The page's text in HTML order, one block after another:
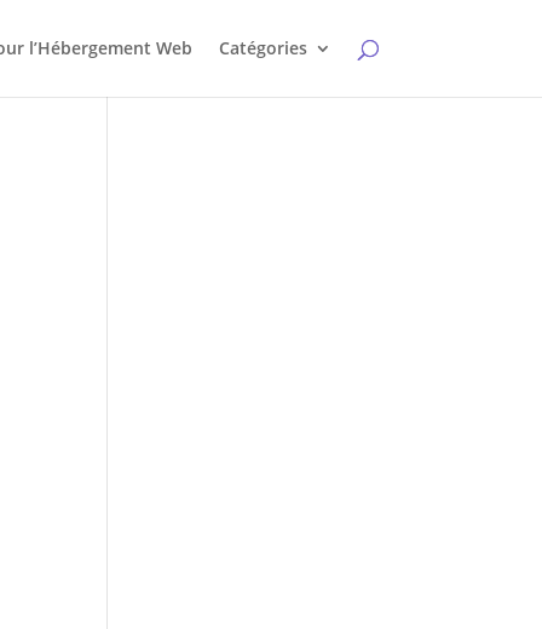
l’Hébergement Web Catégories